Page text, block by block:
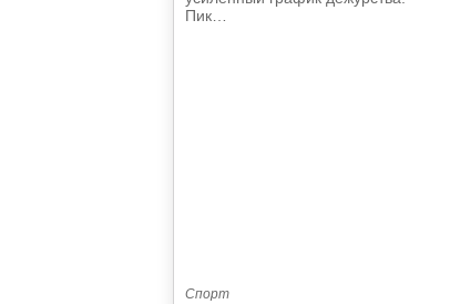
Пик…
Спорт